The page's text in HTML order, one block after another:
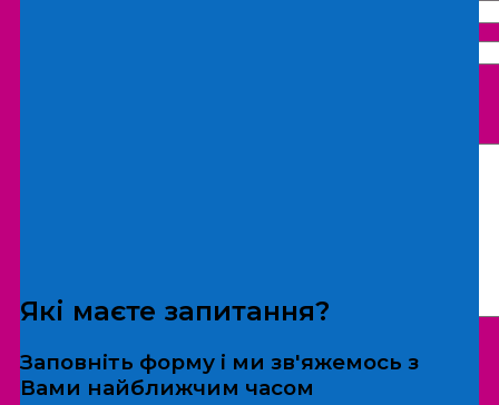
*Дані не передаються третім особам
Які маєте запитання?
Заповніть форму і ми зв'яжемось з
Вами найближчим часом